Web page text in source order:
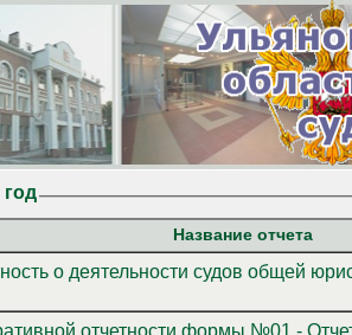
год
Название отчета
о деятельности судов общей
отчетности формы №01 -